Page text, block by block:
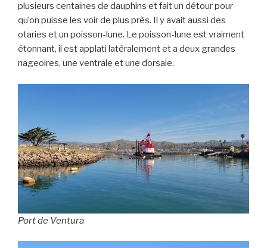
plusieurs centaines de dauphins et fait un détour pour
qu’on puisse les voir de plus près. Il y avait aussi des
otaries et un poisson-lune. Le poisson-lune est vraiment
étonnant, il est applati latéralement et a deux grandes
nageoires, une ventrale et une dorsale.
Port de Ventura